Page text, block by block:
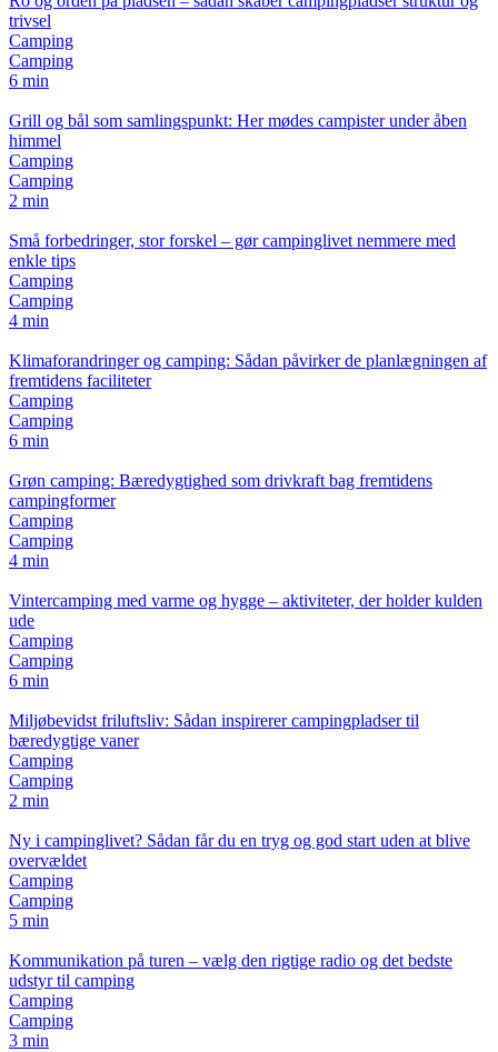
trivsel
Camping
Camping
6 min
Grill og bål som samlingspunkt: Her mødes campister under åben
himmel
Camping
Camping
2 min
Små forbedringer, stor forskel – gør campinglivet nemmere med
enkle tips
Camping
Camping
4 min
Klimaforandringer og camping: Sådan påvirker de planlægningen af
fremtidens faciliteter
Camping
Camping
6 min
Grøn camping: Bæredygtighed som drivkraft bag fremtidens
campingformer
Camping
Camping
4 min
Vintercamping med varme og hygge – aktiviteter, der holder kulden
ude
Camping
Camping
6 min
Miljøbevidst friluftsliv: Sådan inspirerer campingpladser til
bæredygtige vaner
Camping
Camping
2 min
Ny i campinglivet? Sådan får du en tryg og god start uden at blive
overvældet
Camping
Camping
5 min
Kommunikation på turen – vælg den rigtige radio og det bedste
udstyr til camping
Camping
Camping
3 min